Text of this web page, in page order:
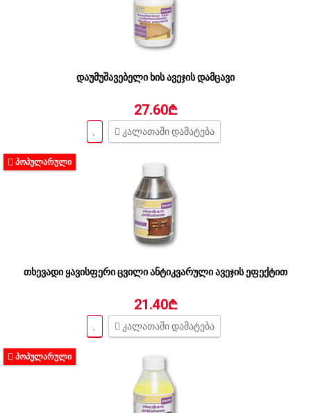
დაუმუშავებელი ხის ავეჯის დამცავი
27.60₾
კალათაში დამატება
ᲞᲝᲞᲣᲚᲐᲠᲣᲚᲘ
თხევადი ყავისფერი ცვილი ანტიკვარული ავეჯის ეფექტით
21.40₾
კალათაში დამატება
ᲞᲝᲞᲣᲚᲐᲠᲣᲚᲘ